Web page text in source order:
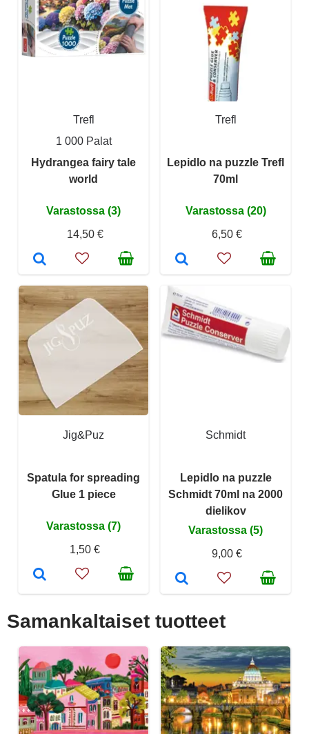
Trefl
1 000 Palat
Hydrangea fairy tale
world
Varastossa (3)
14,50 €
Trefl
Lepidlo na puzzle Trefl
70ml
Varastossa (20)
6,50 €
Jig&Puz
Spatula for spreading
Glue 1 piece
Varastossa (7)
1,50 €
Schmidt
Lepidlo na puzzle
Schmidt 70ml na 2000
dielikov
Varastossa (5)
9,00 €
Samankaltaiset tuotteet